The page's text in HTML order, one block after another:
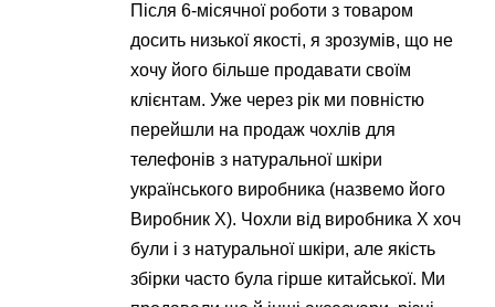
Після 6-місячної роботи з товаром
досить низької якості, я зрозумів, що не
хочу його більше продавати своїм
клієнтам. Уже через рік ми повністю
перейшли на продаж чохлів для
телефонів з натуральної шкіри
українського виробника (назвемо його
Виробник X). Чохли від виробника Х хоч
були і з натуральної шкіри, але якість
збірки часто була гірше китайської. Ми